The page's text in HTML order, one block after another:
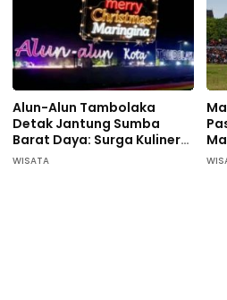
Alun-Alun Tambolaka
Detak Jantung Sumba
Barat Daya: Surga Kuliner
Pelaku UMKM
WISATA